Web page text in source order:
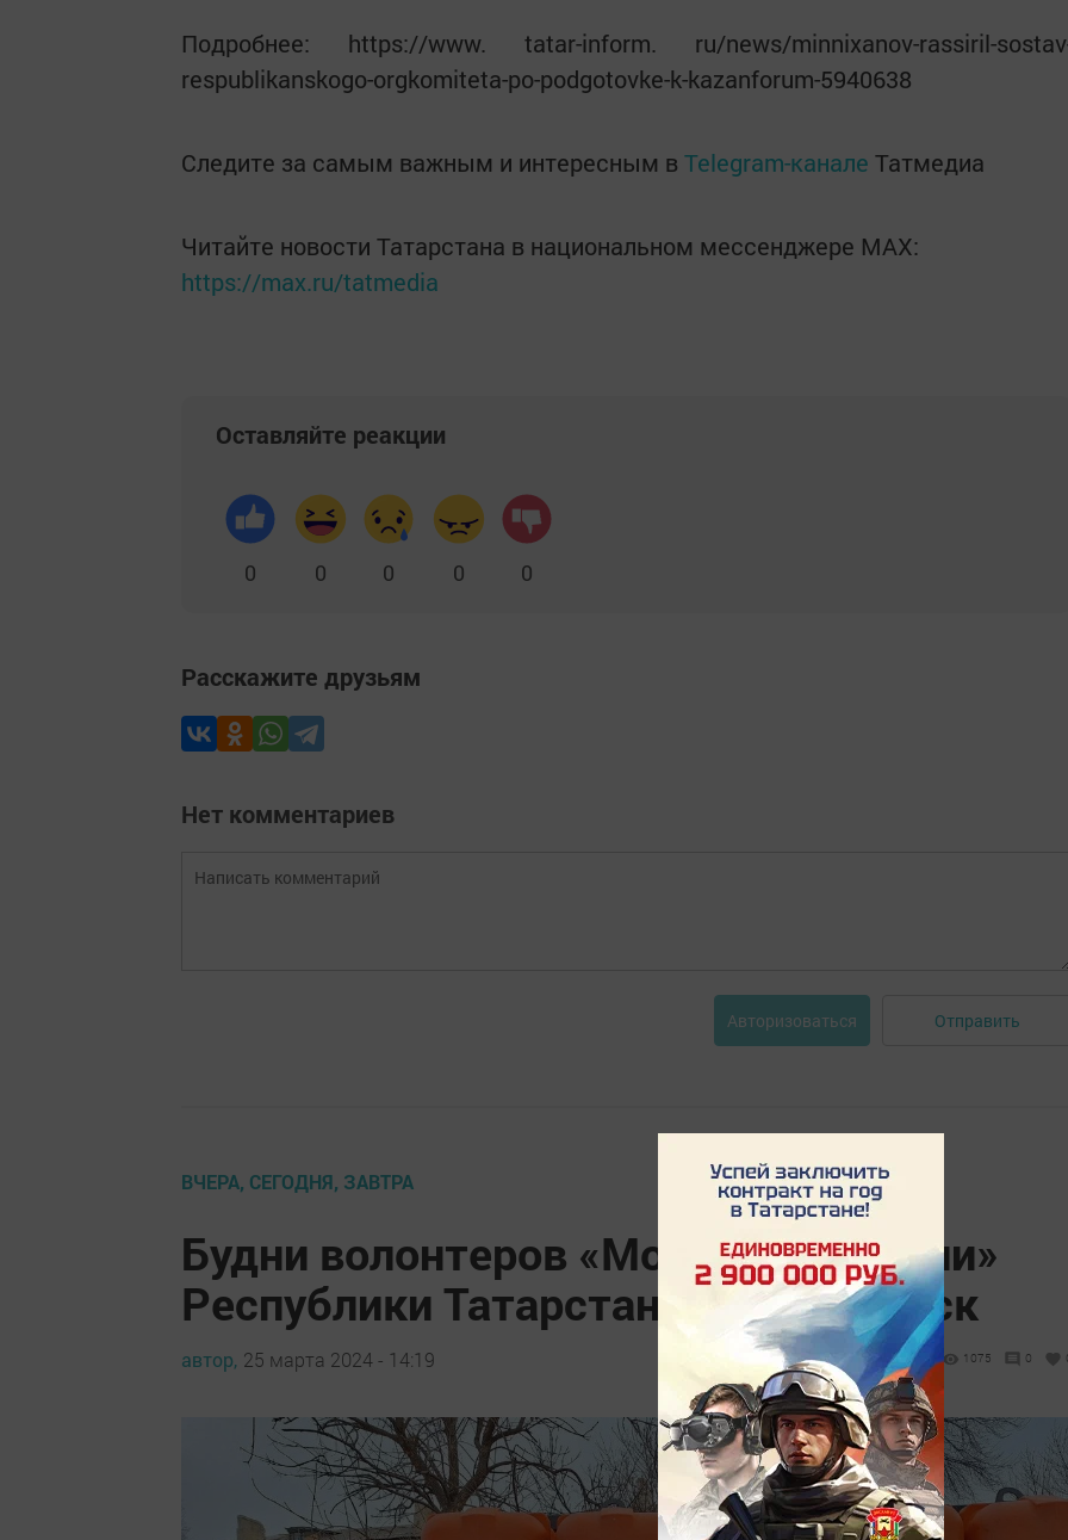
Подробнее: https://www. tatar-inform. ru/news/minnixanov-rassiril-
respublikanskogo-orgkomiteta-po-podgotovke-k-kazanforum-5940638
Следите за самым важным и интересным в Telegram-канале Татмедиа
Читайте новости Татарстана в национальном мессенджере MАХ:
https://max.ru/tatmedia
Оставляйте реакции
0 0 0 0 0
Расскажите друзьям
Нет комментариев
Авторизоваться Отправить
ВЧЕРА, СЕГОДНЯ, ЗАВТРА
Будни волонтеров «Молодой Гвардии»
Республики Татарстан в г. Лисичанск
автор, 25 марта 2024 - 14:19 1075 0